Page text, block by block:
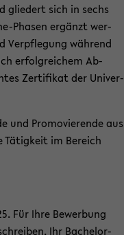
glie­dert sich in sechs
​Phasen er­gänzt wer­
Ver­pfle­gung wäh­rend
er­folg­rei­chem Ab­
Zer­ti­fi­kat der Uni­ver­
und Pro­mo­vie­ren­de aus
Tä­tig­keit im Be­reich
Für Ihre Be­wer­bung
Ihr Bachelor-​